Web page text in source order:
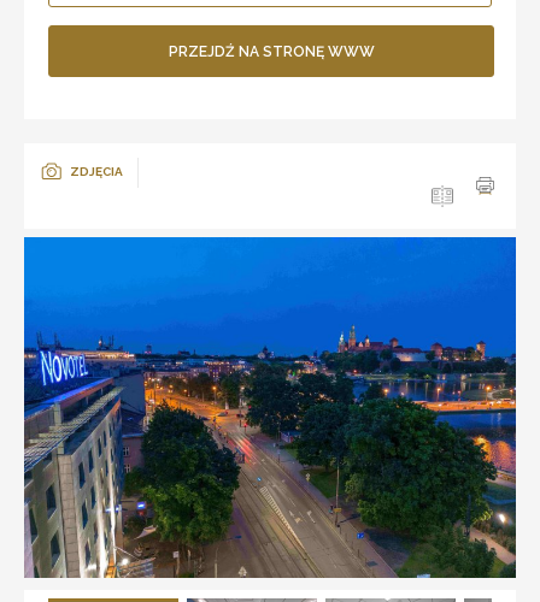
PRZEJDŹ NA STRONĘ WWW
ZDJĘCIA